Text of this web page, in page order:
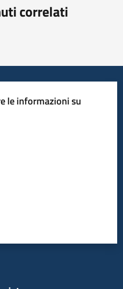
correlati
le informazioni su